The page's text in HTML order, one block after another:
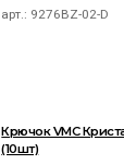
арт.: 9276BZ-02-D
Крючок VMC
(10шт)